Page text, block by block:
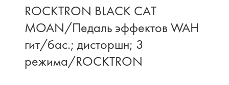
ROCKTRON BLACK CAT
MOAN/Педаль эффектов WAH
гит/бас.; дисторшн; 3
режима/ROCKTRON